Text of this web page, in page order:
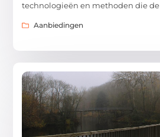
technologieën en methoden die de
Aanbiedingen